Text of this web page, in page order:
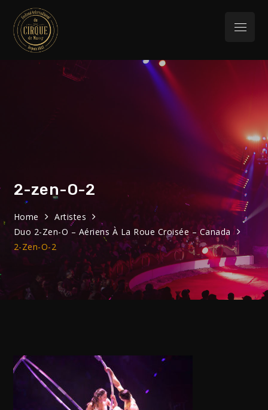
content
International du
Cirque de Massy
Menu
2-zen-O-2
Home
Artistes
Duo 2-Zen-O – Aériens À La Roue Croisée – Canada
2-Zen-O-2